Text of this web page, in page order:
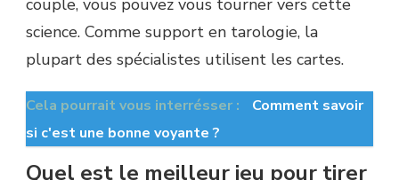
science. Comme support en tarologie, la
plupart des spécialistes utilisent les cartes.
Cela pourrait vous interrésser :
Comment savoir
si c'est une bonne voyante ?
Quel est le meilleur jeu pour tirer